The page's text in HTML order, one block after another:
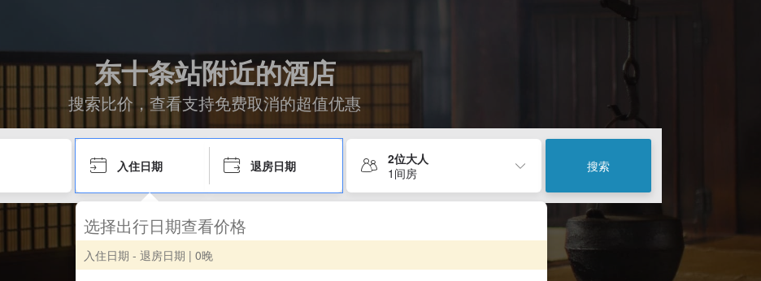
东十条站附近的酒店
搜索比价，查看支持免费取消的超值优惠
入住日期 退房日期
2位大人
1间房
搜索
选择出行日期查看价格
入住日期 - 退房日期 | 0晚